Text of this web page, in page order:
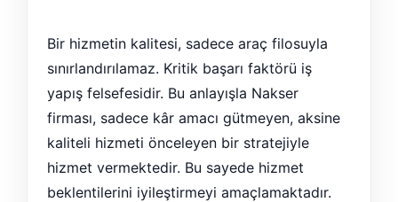
Bir hizmetin kalitesi, sadece araç filosuyla
sınırlandırılamaz. Kritik başarı faktörü iş
yapış felsefesidir. Bu anlayışla Nakser
firması, sadece kâr amacı gütmeyen, aksine
kaliteli hizmeti önceleyen bir stratejiyle
hizmet vermektedir. Bu sayede hizmet
beklentilerini iyileştirmeyi amaçlamaktadır.